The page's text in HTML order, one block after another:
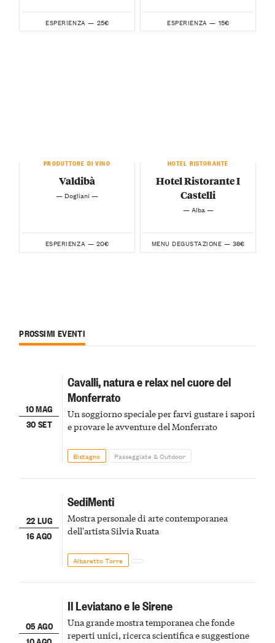
ESPERIENZA — 25€ ESPERIENZA — 15€
PRODUTTORE DI VINO
Valdibà
— Dogliani —
ESPERIENZA — 20€
HOTEL RISTORANTE
Hotel Ristorante I
Castelli
— Alba —
MENU DEGUSTAZIONE — 38€
PROSSIMI EVENTI
10 MAG
30 SET
Cavalli, natura e relax nel cuore del
Monferrato
Un soggiorno speciale per farvi gustare i sapori
e provare le avventure del Monferrato
Bistagno Passeggiate & Outdoor
22 LUG
16 AGO
SediMenti
Mostra personale di arte contemporanea
dell'artista Silvia Ruata
Albaretto Torre
05 AGO
Il Leviatano e le Sirene
Una grande mostra temporanea che fonde
reperti unici, ricerca scientifica e suggestione